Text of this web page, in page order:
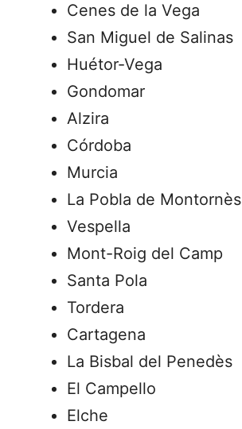
Cenes de la Vega
San Miguel de Salinas
Huétor-Vega
Gondomar
Alzira
Córdoba
Murcia
La Pobla de Montornès
Vespella
Mont-Roig del Camp
Santa Pola
Tordera
Cartagena
La Bisbal del Penedès
El Campello
Elche